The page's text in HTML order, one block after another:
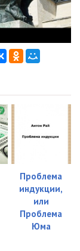
Проблема
индукции,
или
Проблема
Юма